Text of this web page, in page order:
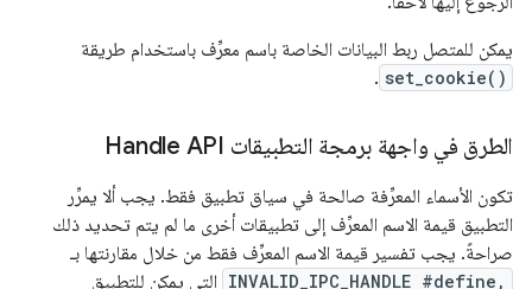
يمكن للمتصل ربط البيانات الخاصة باسم معرِّف باستخدام طريقة
set_cookie()
.
الطرق في واجهة برمجة التطبيقات Handle API
تكون الأسماء المعرِّفة صالحة في سياق تطبيق فقط. يجب ألا يمرِّر
التطبيق قيمة الاسم المعرِّف إلى تطبيقات أخرى ما لم يتم تحديد ذلك
صراحةً. يجب تفسير قيمة الاسم المعرِّف فقط من خلال مقارنتها بـ
INVALID_IPC_HANDLE #define, التي يمكن للتطبيق